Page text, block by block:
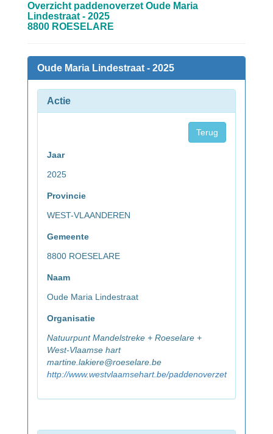
Overzicht paddenoverzet Oude Maria
Lindestraat - 2025
8800 ROESELARE
Oude Maria Lindestraat - 2025
Actie
Terug
Jaar
2025
Provincie
WEST-VLAANDEREN
Gemeente
8800 ROESELARE
Naam
Oude Maria Lindestraat
Organisatie
Natuurpunt Mandelstreke + Roeselare +
West-Vlaamse hart
martine.lakiere@roeselare.be
http://www.westvlaamsehart.be/paddenoverzet